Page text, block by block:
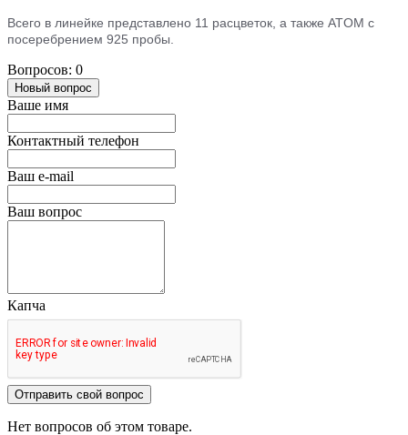
Всего в линейке представлено 11 расцветок, а также ATOM с
посеребрением 925 пробы.
Вопросов: 0
Новый вопрос
Ваше имя
Контактный телефон
Ваш e-mail
Ваш вопрос
Капча
Отправить свой вопрос
Нет вопросов об этом товаре.